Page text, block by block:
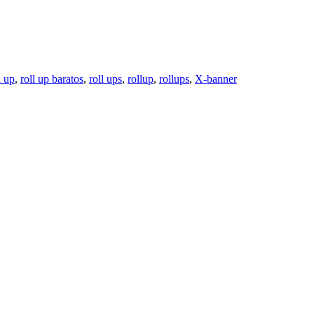
up, roll up baratos, roll ups, rollup, rollups, X-banner